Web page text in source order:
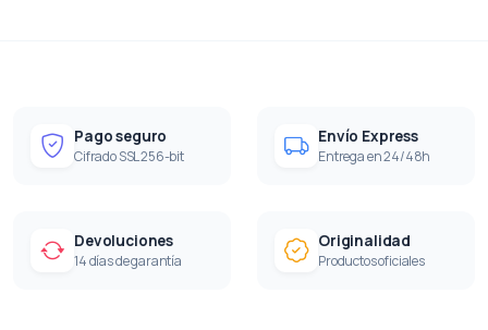
Pago seguro
Cifrado SSL 256-bit
Envío Express
Entrega en 24/48h
Devoluciones
14 días de garantía
Originalidad
Productos oficiales